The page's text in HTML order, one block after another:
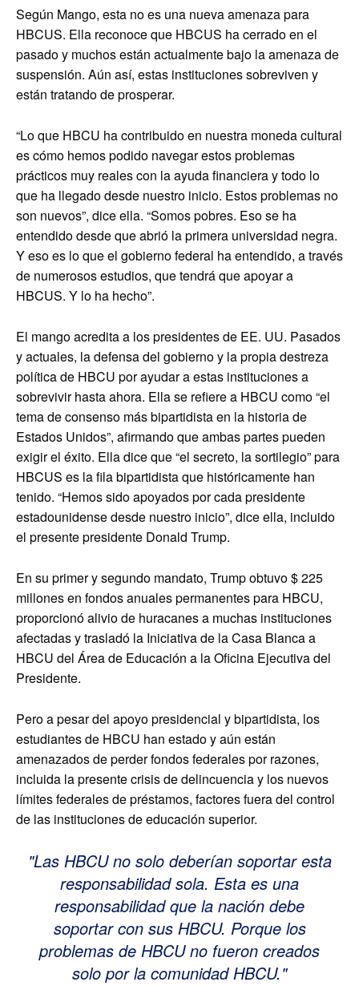
Según Mango, esta no es una nueva amenaza para
HBCUS. Ella reconoce que HBCUS ha cerrado en el
pasado y muchos están actualmente bajo la amenaza de
suspensión. Aún así, estas instituciones sobreviven y
están tratando de prosperar.
“Lo que HBCU ha contribuido en nuestra moneda cultural
es cómo hemos podido navegar estos problemas
prácticos muy reales con la ayuda financiera y todo lo
que ha llegado desde nuestro inicio. Estos problemas no
son nuevos”, dice ella. “Somos pobres. Eso se ha
entendido desde que abrió la primera universidad negra.
Y eso es lo que el gobierno federal ha entendido, a través
de numerosos estudios, que tendrá que apoyar a
HBCUS. Y lo ha hecho”.
El mango acredita a los presidentes de EE. UU. Pasados
​​y actuales, la defensa del gobierno y la propia destreza
política de HBCU por ayudar a estas instituciones a
sobrevivir hasta ahora. Ella se refiere a HBCU como “el
tema de consenso más bipartidista en la historia de
Estados Unidos”, afirmando que ambas partes pueden
exigir el éxito. Ella dice que “el secreto, la sortilegio” para
HBCUS es la fila bipartidista que históricamente han
tenido. “Hemos sido apoyados por cada presidente
estadounidense desde nuestro inicio”, dice ella, incluido
el presente presidente Donald Trump.
En su primer y segundo mandato, Trump obtuvo $ 225
millones en fondos anuales permanentes para HBCU,
proporcionó alivio de huracanes a muchas instituciones
afectadas y trasladó la Iniciativa de la Casa Blanca a
HBCU del Área de Educación a la Oficina Ejecutiva del
Presidente.
Pero a pesar del apoyo presidencial y bipartidista, los
estudiantes de HBCU han estado y aún están
amenazados de perder fondos federales por razones,
incluida la presente crisis de delincuencia y los nuevos
límites federales de préstamos, factores fuera del control
de las instituciones de educación superior.
Las HBCU no solo deberían soportar esta
responsabilidad sola. Esta es una
responsabilidad que la nación debe
soportar con sus HBCU. Porque los
problemas de HBCU no fueron creados
solo por la comunidad HBCU.